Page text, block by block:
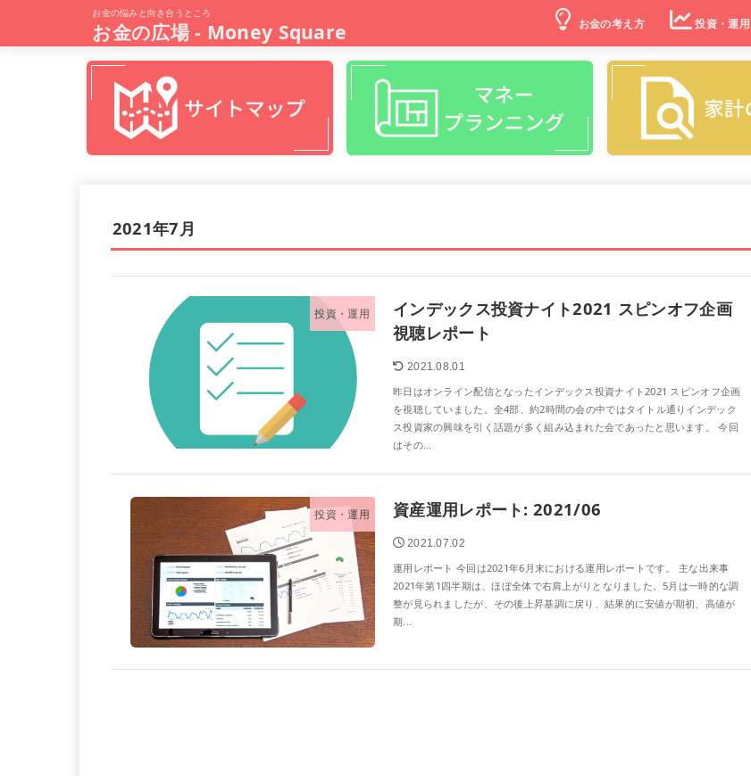
お金の悩みと向き合うところ
お金の広場 - Money Square お金の考え方 投資・運用
2021年7月
投資・運用
インデックス投資ナイト2021 スピンオフ企画
視聴レポート
2021.08.01
昨日はオンライン配信となったインデックス投資ナイト2021 スピンオフ企画
を視聴していました。全4部、約2時間の会の中ではタイトル通りインデック
ス投資家の興味を引く話題が多く組み込まれた会であったと思います。 今回
はその...
投資・運用 資産運用レポート: 2021/06
2021.07.02
運用レポート 今回は2021年6月末における運用レポートです。 主な出来事
2021年第1四半期は、ほぼ全体で右肩上がりとなりました。5月は一時的な調
整が見られましたが、その後上昇基調に戻り、結果的に安値が期初、高値が
期...